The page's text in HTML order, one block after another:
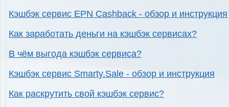
Кэшбэк сервис EPN Cashback - обзор и инструкция
Как заработать деньги на кэшбэк сервисах?
В чём выгода кэшбэк сервиса?
Кэшбэк сервис Smarty.Sale - обзор и инструкция
Как раскрутить свой кэшбэк сервис?